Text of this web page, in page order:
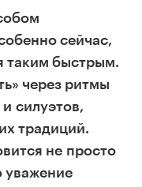
сейчас,
таким быстрым.
через ритмы
силуэтов,
традиций.
не просто
уважение